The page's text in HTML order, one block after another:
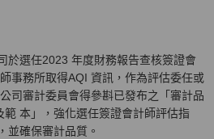
於選任2023 年度財務報告查核簽證會
事務所取得AQI 資訊，作為評估委任或
司審計委員會得參斟已發布之「審計品
範 本」，強化選任簽證會計師評估指
並確保審計品質。